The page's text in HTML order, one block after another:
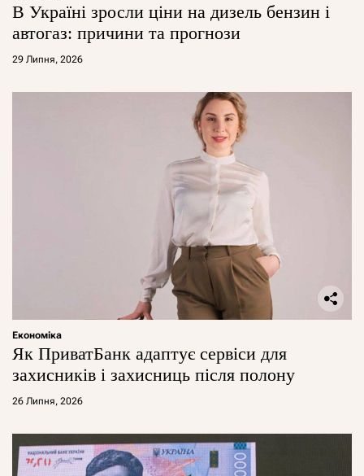
В Україні зросли ціни на дизель бензин і
автогаз: причини та прогнози
29 Липня, 2026
Економіка
Як ПриватБанк адаптує сервіси для
захисників і захисниць після полону
26 Липня, 2026